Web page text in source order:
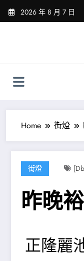
Skip
2026 年 8 月 7 日
Home 街燈
街燈
昨晚
正隆麗